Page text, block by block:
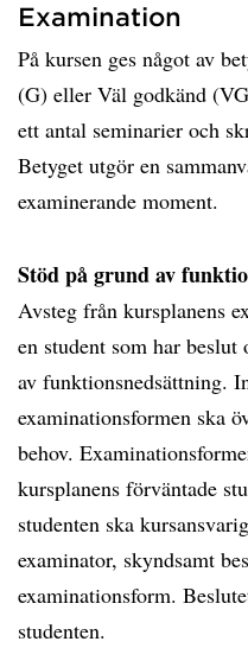
Examination
På kursen ges något av
(G) eller Väl godkänd
ett antal seminarier och
Betyget utgör en
examinerande moment.
Stöd på grund av
Avsteg från kursplanens
en student som har
av funktionsnedsättning.
examinationsformen ska
behov.
kursplanens förväntade
studenten ska
examinator, skyndsamt
examinationsform.
studenten.